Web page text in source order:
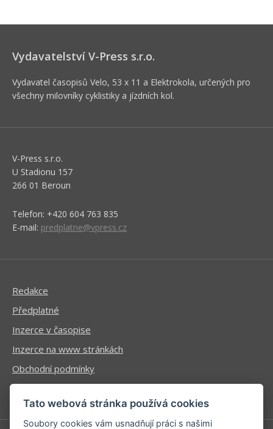
Vydavatelství V-Press s.r.o.
Vydavatel časopisů Velo, 53 x 11 a Elektrokola, určených pro
všechny milovníky cyklistiky a jízdních kol.
V-Press s.r.o.
U Stadionu 157
266 01 Beroun
Telefon: +420 604 763 835
E-mail: predplatne@vpress.cz
Redakce
Předplatné
Inzerce v časopise
Inzerce na www stránkách
Obchodní podmínky
Ochrana osobních údajů
Tato webová stránka používá cookies
Soubory cookies vám usnadňují práci s našimi